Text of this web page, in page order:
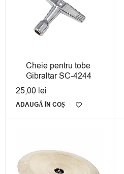
Cheie pentru tobe
Gibraltar SC-4244
25,00 lei
ADAUGĂ ÎN COȘ